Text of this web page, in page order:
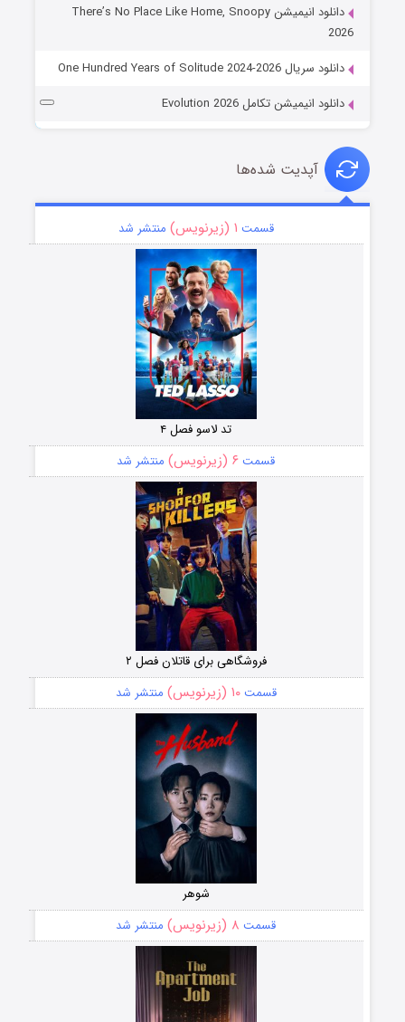
دانلود انیمیشن There’s No Place Like Home, Snoopy
2026
دانلود سریال One Hundred Years of Solitude 2024-2026
دانلود انیمیشن تکامل Evolution 2026
آپدیت شده‌ها
قسمت ۱ (زیرنویس) منتشر شد
تد لاسو فصل ۴
قسمت ۶ (زیرنویس) منتشر شد
فروشگاهی برای قاتلان فصل ۲
قسمت۱۰ (زیرنویس) منتشر شد
شوهر
قسمت ۸ (زیرنویس) منتشر شد